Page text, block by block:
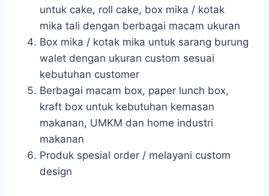
untuk cake, roll cake, box mika / kotak
mika tali dengan berbagai macam ukuran
Box mika / kotak mika untuk sarang burung
walet dengan ukuran custom sesuai
kebutuhan customer
Berbagai macam box, paper lunch box,
kraft box untuk kebutuhan kemasan
makanan, UMKM dan home industri
makanan
Produk spesial order / melayani custom
design